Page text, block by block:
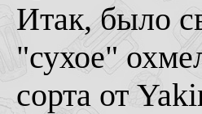
Итак, было
"сухое"
сорта от